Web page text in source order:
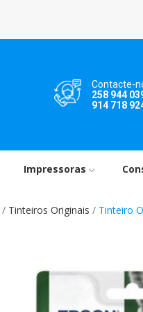
Contacte-
258 944
914 718
Impressoras
Tinteiros Originais Tinteiro